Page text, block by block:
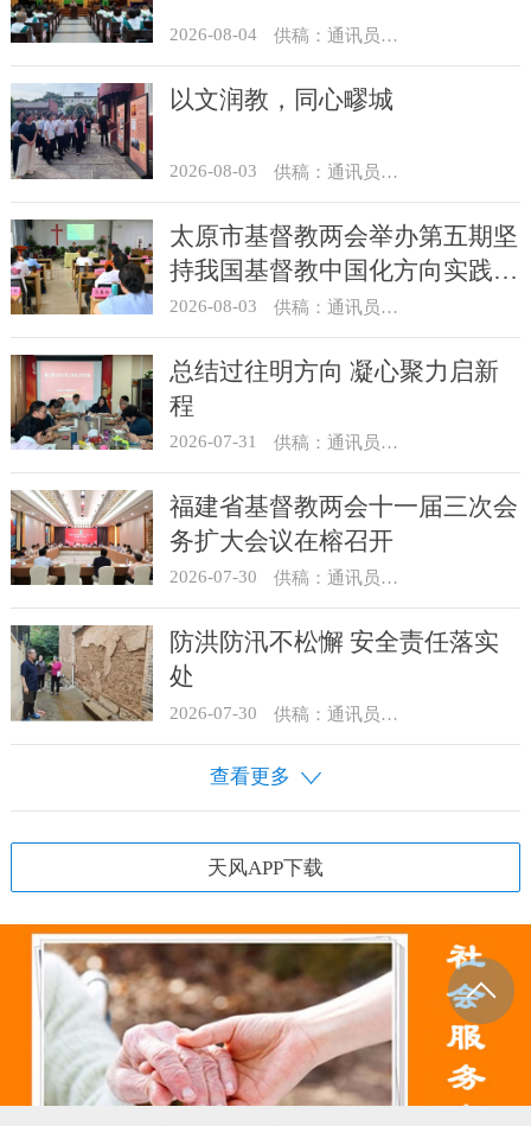
2026-08-04 供稿：通讯员 景健美
以文润教，同心疁城
2026-08-03 供稿：通讯员 景健美
太原市基督教两会举办第五期坚
持我国基督教中国化方向实践能
力专题培训
2026-08-03 供稿：通讯员 王建春 摄影：史爱梅
总结过往明方向 凝心聚力启新
程
2026-07-31 供稿：通讯员 冯莉琴
福建省基督教两会十一届三次会
务扩大会议在榕召开
2026-07-30 供稿：通讯员 杨莹莹
防洪防汛不松懈 安全责任落实
处
2026-07-30 供稿：通讯员 骆合祥
查看更多
天风APP下载